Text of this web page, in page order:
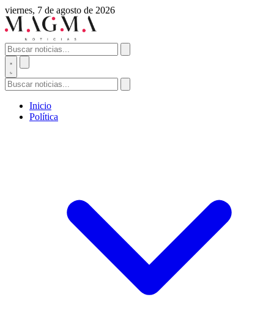
viernes, 7 de agosto de 2026
Inicio
Política